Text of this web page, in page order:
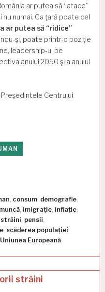
ar putea să “atace”
numai. Ca ţară poate cel
ar putea să “ridice”
şi, poate printr-o poziţie
leadership-ul pe
anului 2050 şi a anului
Preşedintele Centrului
, consum, demografie,
, imigrație, inflație,
, pensii,
, scăderea populației,
Uniunea Europeană
străini